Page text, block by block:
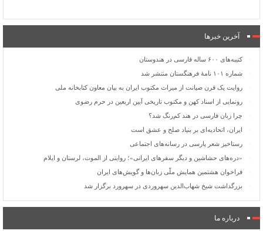
آخرین خبرها
کتیبه‌های ۶۰۰ ساله فارسی در هندوستان
شماره ۱۰۱ نامۀ فرهنگستان منتشر شد
روایت یک قرن صیانت از میراث مکتوب ایران به بیان معاون کتابخانه ملی
رونمایی از اسناد کهن و مکتوب تاریخی آیین اربعین در حرم رضوی
چرا زبان فارسی در هند کم‌رنگ شد؟
ایران، اتحادیه‌ای بر بنیاد صلح و عشق است
رستاخیز شعر پارسی در رسانه‌های اجتماعی
«دره‌های حشاشین و دیگر سفرهای ایرانی»؛ روایتی از الموت، لرستان و ایلام
فراخوان هشتمین همایش ملّی زبان‌ها و گویش‌های ایران
بزرگداشت شیخ شهاب‌الدین سهروردی در سهرورد برگزار شد
درباره ما